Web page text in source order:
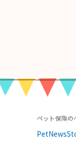
ペット保険の